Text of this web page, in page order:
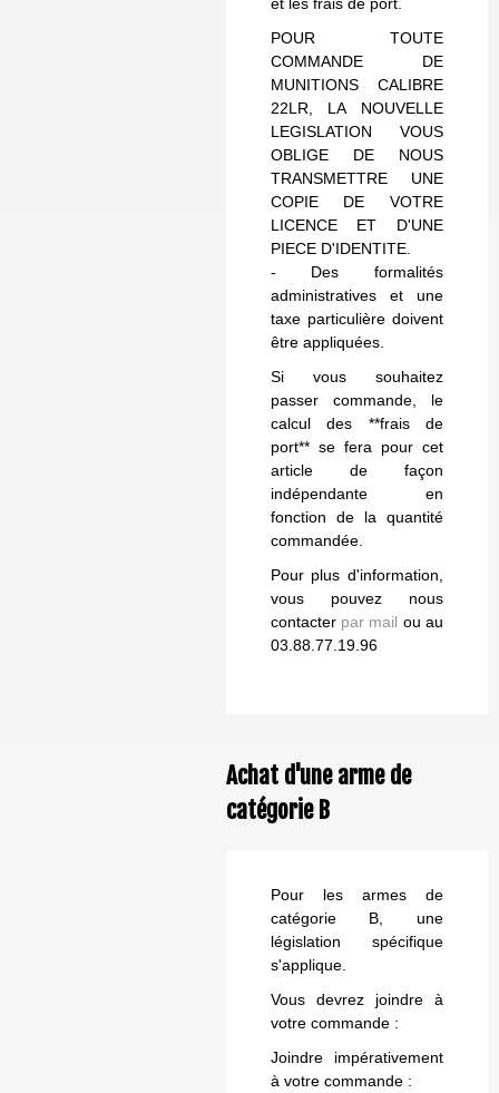
POUR TOUTE
COMMANDE DE
MUNITIONS CALIBRE
22LR, LA NOUVELLE
LEGISLATION VOUS
OBLIGE DE NOUS
TRANSMETTRE UNE
COPIE DE VOTRE
LICENCE ET D'UNE
PIECE D'IDENTITE.
- Des formalités
administratives et une
taxe particulière doivent
être appliquées.
Si vous souhaitez
passer commande, le
calcul des **frais de
port** se fera pour cet
article de façon
indépendante en
fonction de la quantité
commandée.
Pour plus d'information,
vous pouvez nous
contacter par mail ou au
03.88.77.19.96
Achat d'une arme de
catégorie B
Pour les armes de
catégorie B, une
législation spécifique
s'applique.
Vous devrez joindre à
votre commande :
Joindre impérativement
à votre commande :